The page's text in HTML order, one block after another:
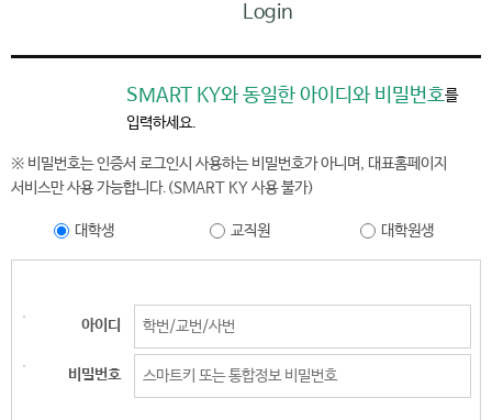
교
Login
SMART KY와 동일한 아이디와 비밀번호를
입력하세요.
※ 비밀번호는 인증서 로그인시 사용하는 비밀번호가 아니며, 대표홈페이지
서비스만 사용 가능합니다.(SMART KY 사용 불가)
대학생 교직원 대학원생
아이디
비밀번호